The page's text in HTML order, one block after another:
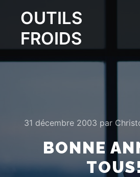
OUTILS
FROIDS
31 décembre 2003 par
BONNE